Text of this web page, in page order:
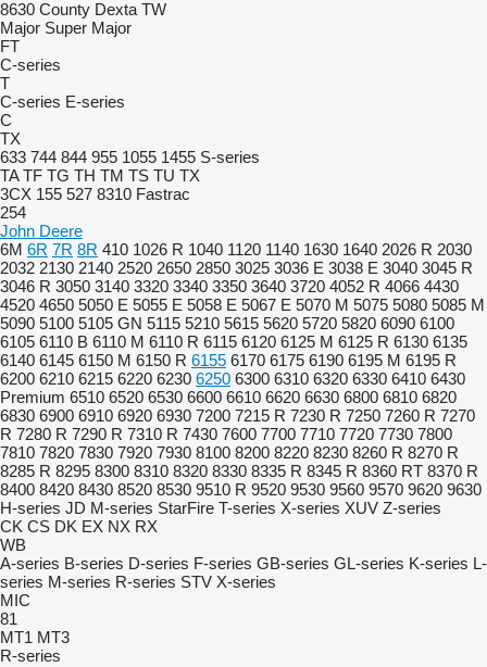
8630 County Dexta TW
Major Super Major
FT
C-series
T
C-series E-series
C
TX
633 744 844 955 1055 1455 S-series
TA TF TG TH TM TS TU TX
3CX 155 527 8310 Fastrac
254
John Deere
6M 6R 7R 8R 410 1026 R 1040 1120 1140 1630 1640 2026 R 2030
2032 2130 2140 2520 2650 2850 3025 3036 E 3038 E 3040 3045 R
3046 R 3050 3140 3320 3340 3350 3640 3720 4052 R 4066 4430
4520 4650 5050 E 5055 E 5058 E 5067 E 5070 M 5075 5080 5085 M
5090 5100 5105 GN 5115 5210 5615 5620 5720 5820 6090 6100
6105 6110 B 6110 M 6110 R 6115 6120 6125 M 6125 R 6130 6135
6140 6145 6150 M 6150 R 6155 6170 6175 6190 6195 M 6195 R
6200 6210 6215 6220 6230 6250 6300 6310 6320 6330 6410 6430
Premium 6510 6520 6530 6600 6610 6620 6630 6800 6810 6820
6830 6900 6910 6920 6930 7200 7215 R 7230 R 7250 7260 R 7270
R 7280 R 7290 R 7310 R 7430 7600 7700 7710 7720 7730 7800
7810 7820 7830 7920 7930 8100 8200 8220 8230 8260 R 8270 R
8285 R 8295 8300 8310 8320 8330 8335 R 8345 R 8360 RT 8370 R
8400 8420 8430 8520 8530 9510 R 9520 9530 9560 9570 9620 9630
H-series JD M-series StarFire T-series X-series XUV Z-series
CK CS DK EX NX RX
WB
A-series B-series D-series F-series GB-series GL-series K-series L-
series M-series R-series STV X-series
MIC
81
MT1 MT3
R-series